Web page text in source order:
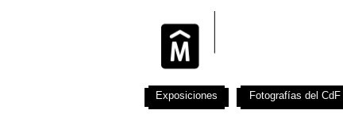
Exposiciones Fotografías del CdF